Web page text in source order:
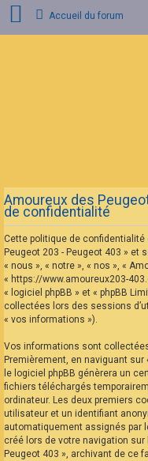
Accueil du forum
Amoureux des
de confidentialité
Cette politique de
Peugeot 203 - Peugeot 403 » et
« nous », « notre », « nos », «
« https://www.amoureux203-
« logiciel phpBB » et « phpBB
collectées lors des sessions
« vos informations »).
Vos informations sont
Premièrement, en naviguant sur
le logiciel phpBB génèrera un
fichiers téléchargés
ordinateur. Les deux premiers
utilisateur et un identifiant
automatiquement assignés par
créé lors de votre navigation
Peugeot 403 », archivant de ce